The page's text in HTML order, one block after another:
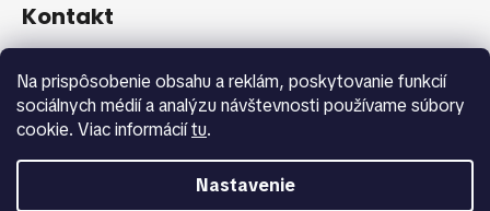
Na prispôsobenie obsahu a reklám, poskytovanie funkcií
sociálnych médií a analýzu návštevnosti používame súbory
cookie. Viac informáciítu.
Nastavenie
Kontakt
+420 775 371 692